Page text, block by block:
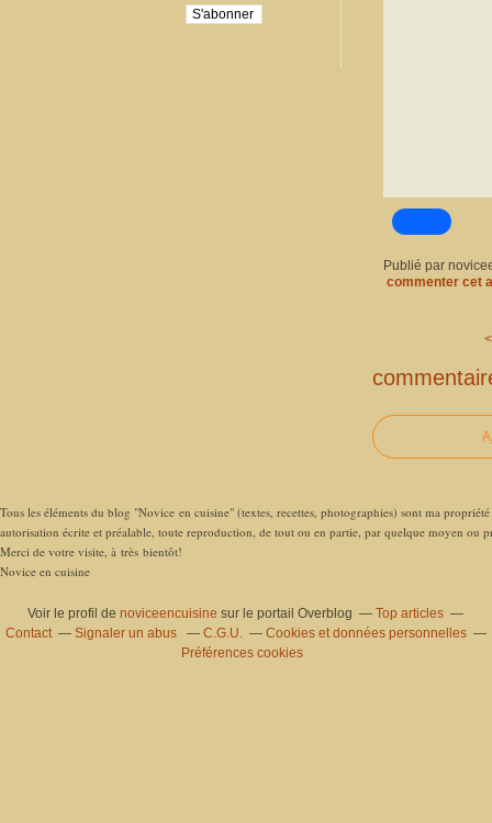
Publié par
commenter cet
Tous les éléments du blog "Novice en cuisine" (textes, recettes, photographies) sont ma
autorisation écrite et préalable, toute reproduction, de tout ou en partie, par quelque moyen ou
Merci de votre visite, à très bientôt!
Novice en cuisine
Voir le profil denoviceencuisine sur le portail Overblog
Top articles
Contact
Signaler un abus C.G.U.
Cookies et données personnelles
Préférences cookies